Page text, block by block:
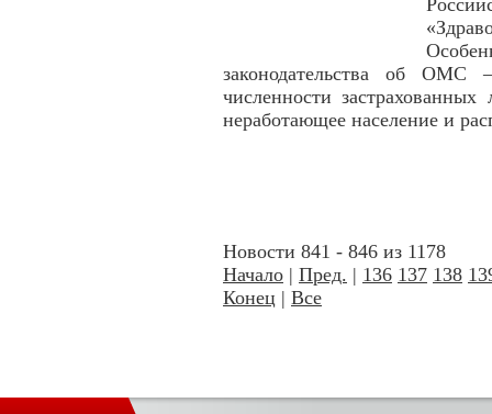
законодательства об ОМС
численности
неработающее население и
Новости 841 - 846 из 1178
Начало | Пред. | 136 137 138
Конец | Все